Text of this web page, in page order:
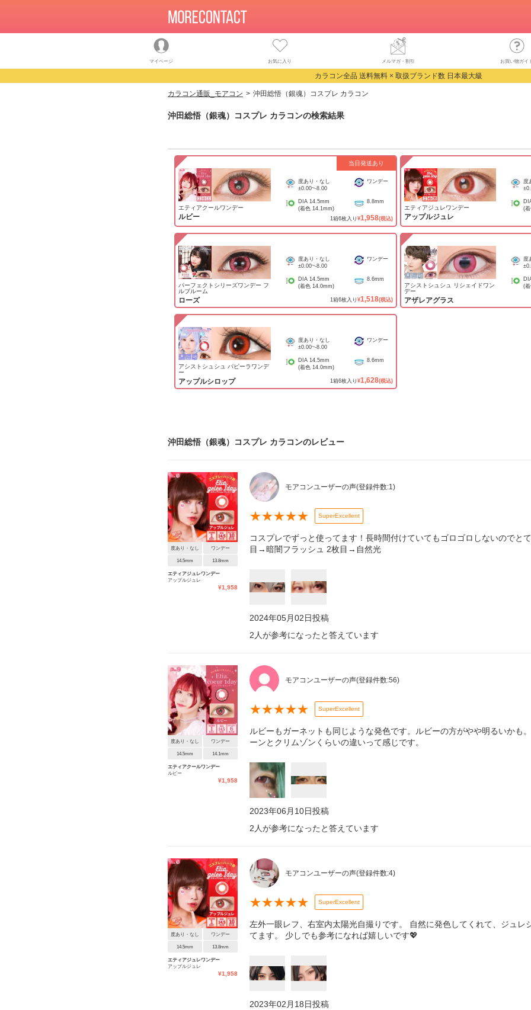
マイページ お気に入り メルマガ・割引 お買い物ガイ
カラコン全品 送料無料 × 取扱ブランド数 日本最大級
カラコン通販_モアコン 沖田総悟（銀魂）コスプレ カラコン
沖田総悟（銀魂）コスプレ カラコンの検索結果
当日発送あり
エティアクールワンデー
ルビー
度あり・なし
±0.00~-8.00
ワンデー
DIA 14.5mm
(着色 14.1mm)
8.8mm
1箱6枚入り ¥1,958(税込)
エティアジュレワンデー
アップルジュレ
度
(
パーフェクトシリーズワンデー フ
ルブルーム
ローズ
度あり・なし
±0.00~-8.00
ワンデー
DIA 14.5mm
(着色 14.0mm)
8.6mm
1箱6枚入り ¥1,518(税込)
アシストシュシュ リシェイドワン
デー
アザレアグラス
度
(
アシストシュシュ パピーラワンデ
ー
アップルシロップ
度あり・なし
±0.00~-8.00
ワンデー
DIA 14.5mm
(着色 14.0mm)
8.6mm
1箱6枚入り ¥1,628(税込)
沖田総悟（銀魂）コスプレ カラコンのレビュー
度あり・なし ワンデー
14.5mm 13.8mm
エティアジュレワンデー
アップルジュレ
¥1,958
モアコンユーザーの声(登録件数:1)
★★★★★ SuperExcellent
コスプレでずっと使ってます！長時間付けていてもゴロゴロしないのでと
目→暗闇フラッシュ 2枚目→自然光
2024年05月02日投稿
2 人が参考になったと答えています
度あり・なし ワンデー
14.5mm 14.1mm
エティアクールワンデー
ルビー
¥1,958
モアコンユーザーの声(登録件数:56)
★★★★★ SuperExcellent
ルビーもガーネットも同じような発色です。ルビーの方がやや明るいかも
ーンとクリムゾンくらいの違いって感じです。
2023年06月10日投稿
2 人が参考になったと答えています
度あり・なし ワンデー
14.5mm 13.8mm
エティアジュレワンデー
アップルジュレ
¥1,958
モアコンユーザーの声(登録件数:4)
★★★★★ SuperExcellent
左外一眼レフ、右室内太陽光自撮りです。 自然に発色してくれて、ジュレ
てます。 少しでも参考になれば嬉しいです💖
2023年02月18日投稿